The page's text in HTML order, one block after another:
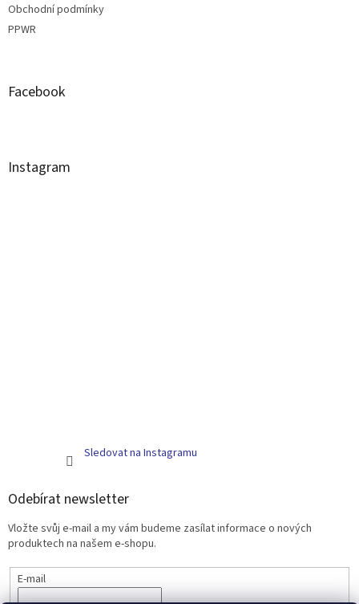
Obchodní podmínky
PPWR
Facebook
Instagram
Sledovat na Instagramu
Odebírat newsletter
Vložte svůj e-mail a my vám budeme zasílat informace o nových
produktech na našem e-shopu.
E-mail